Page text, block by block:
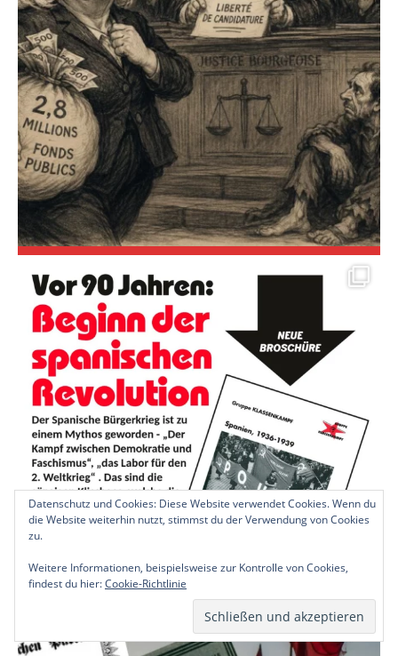
Datenschutz und Cookies: Diese Website verwendet Cookies. Wenn du
die Website weiterhin nutzt, stimmst du der Verwendung von Cookies
zu.
Weitere Informationen, beispielsweise zur Kontrolle von Cookies,
findest du hier:Cookie-Richtlinie